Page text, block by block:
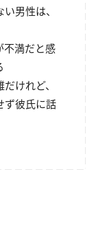
男性は、
不満だと感
けれど、
ず彼氏に話